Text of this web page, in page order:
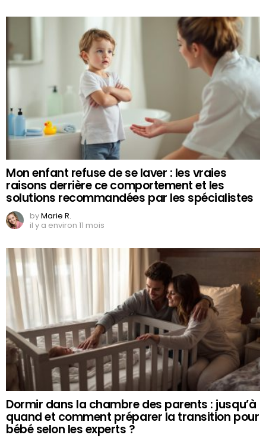
Mon enfant refuse de se laver : les vraies
raisons derrière ce comportement et les
solutions recommandées par les spécialistes
byMarie R.
il y a environ 11 mois
Dormir dans la chambre des parents : jusqu’à
quand et comment préparer la transition pour
bébé selon les experts ?